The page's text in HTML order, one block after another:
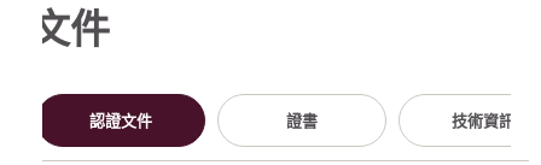
文件
認證文件 證書 技術資訊